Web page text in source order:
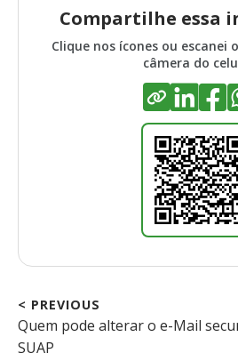
Compartilhe essa
Clique nos ícones ou escanei
câmera do
Navegação
< PREVIOUS
Previous
post:
Quem pode alterar o e-Mail
SUAP